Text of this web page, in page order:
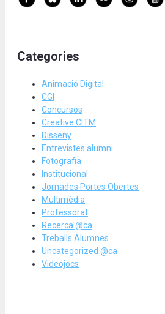
Categories
Animació Digital
CGI
Concursos
Creative CITM
Disseny
Entrevistes alumni
Fotografia
Institucional
Jornades Portes Obertes
Multimèdia
Professorat
Recerca @ca
Treballs Alumnes
Uncategorized @ca
Videojocs